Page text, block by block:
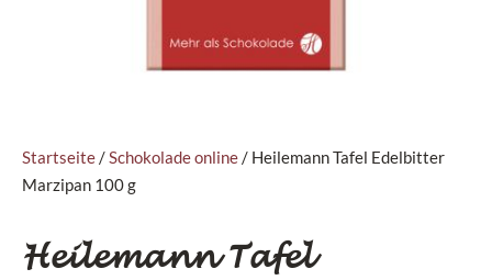
Startseite/Schokolade online/ Heilemann Tafel Edelbitter
Marzipan 100 g
Heilemann Tafel